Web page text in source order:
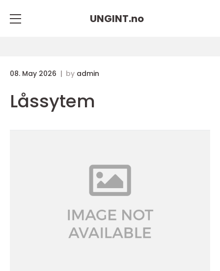
UNGINT.no
08. May 2026 by admin
Låssytem